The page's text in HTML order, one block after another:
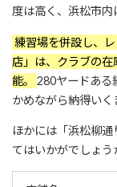
度は高く、浜松市内
練習場を併設し、
店」は、クラブの
能。 280ヤードある
かめながら納得いく
ほかには「浜松柳
てはいかがでしょう